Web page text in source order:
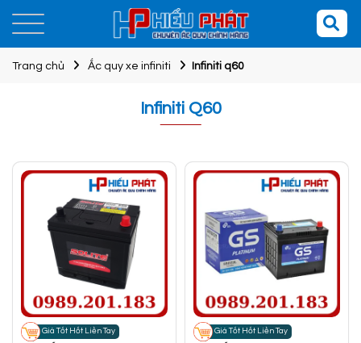
Trang chủ Ắc quy xe infiniti Infiniti q60
Infiniti Q60
Giá Tốt Hốt Liền Tay Giá Tốt Hốt Liền Tay